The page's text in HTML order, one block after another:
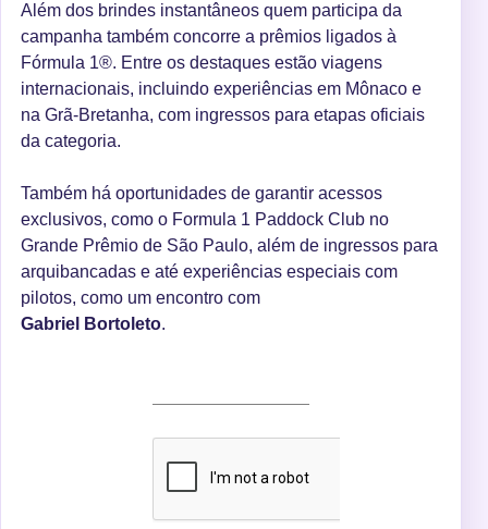
Além dos brindes instantâneos quem participa da
campanha também concorre a prêmios ligados à
Fórmula 1®. Entre os destaques estão viagens
internacionais, incluindo experiências em Mônaco e
na Grã-Bretanha, com ingressos para etapas oficiais
da categoria.
Também há oportunidades de garantir acessos
exclusivos, como o Formula 1 Paddock Club no
Grande Prêmio de São Paulo, além de ingressos para
arquibancadas e até experiências especiais com
pilotos, como um encontro com
Gabriel Bortoleto.